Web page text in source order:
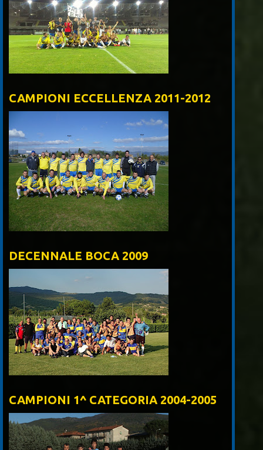
CAMPIONI ECCELLENZA 2011-2012
DECENNALE BOCA 2009
CAMPIONI 1^ CATEGORIA 2004-2005